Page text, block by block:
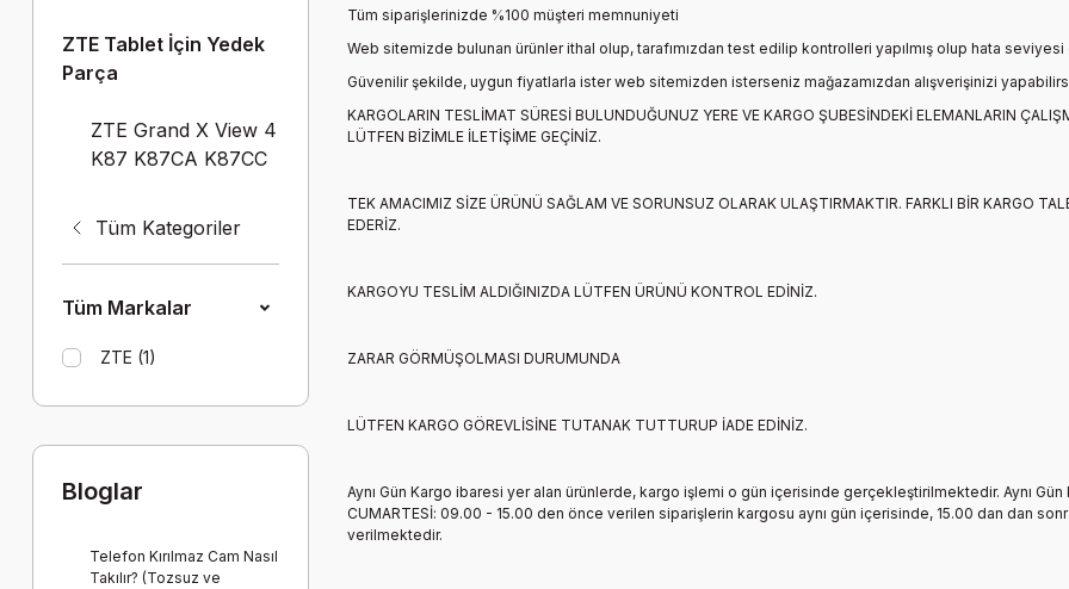
ZTE Tablet İçin Yedek
Parça
ZTE Grand X View 4
K87 K87CA K87CC
Tüm Kategoriler
Tüm Markalar
ZTE (1)
Bloglar
Telefon Kırılmaz Cam Nasıl
Takılır? (Tozsuz ve
Tüm siparişlerinizde %100 müşteri memnuniyeti
Web sitemizde bulunan ürünler ithal olup, tarafımızdan test edilip kontrolleri yapılmış olup hata
Güvenilir şekilde, uygun fiyatlarla ister web sitemizden isterseniz mağazamızdan alışverişinizi
KARGOLARIN TESLİMAT SÜRESİ BULUNDUĞUNUZ YERE VE KARGO ŞUBESİNDEKİ ELEMANLARIN
LÜTFEN BİZİMLE İLETİŞİME GEÇİNİZ.
TEK AMACIMIZ SİZE ÜRÜNÜ SAĞLAM VE SORUNSUZ OLARAK ULAŞTIRMAKTIR. FARKLI BİR KARGO
EDERİZ.
KARGOYU TESLİM ALDIĞINIZDA LÜTFEN ÜRÜNÜ KONTROL EDİNİZ.
ZARAR GÖRMÜŞOLMASI DURUMUNDA
LÜTFEN KARGO GÖREVLİSİNE TUTANAK TUTTURUP İADE EDİNİZ.
Aynı Gün Kargo ibaresi yer alan ürünlerde, kargo işlemi o gün içerisinde gerçekleştirilmektedir. Aynı
CUMARTESİ: 09.00 - 15.00 den önce verilen siparişlerin kargosu aynı gün içerisinde, 15.00 dan dan
verilmektedir.